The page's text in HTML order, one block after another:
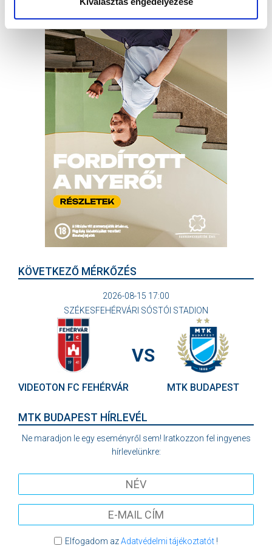
KÖVETKEZŐ MÉRKŐZÉS
2026-08-15 17:00
SZÉKESFEHÉRVÁRI SÓSTÓI STADION
VIDEOTON FC FEHÉRVÁR
VS
MTK BUDAPEST
MTK BUDAPEST HÍRLEVÉL
Ne maradjon le egy eseményről sem! Iratkozzon fel ingyenes
hírlevelünkre:
Elfogadom azAdatvédelmi tájékoztatót!